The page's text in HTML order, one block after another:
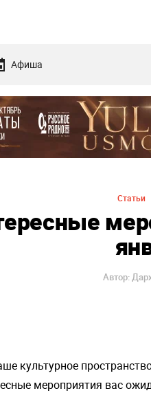
Афиша
Статьи
Автор:
культурное
мероприятия вас